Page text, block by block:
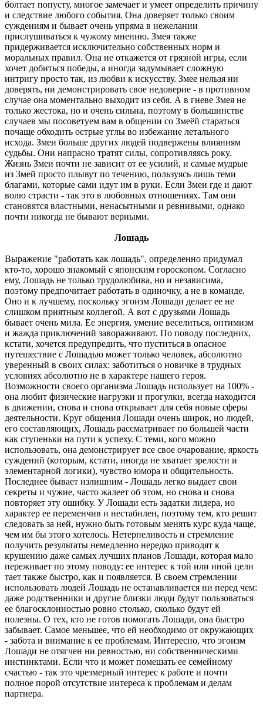
болтает попусту, многое замечает и умеет определить причину
и следствие любого события. Она доверяет только своим
суждениям и бывает очень упряма в нежелании
прислушиваться к чужому мнению. Змея также
придерживается исключительно собственных норм и
моральных правил. Она не откажется от грязной игры, если
хочет добиться победы, а иногда задумывает сложную
интригу просто так, из любви к искусству. Змее нельзя ни
доверять, ни демонстрировать свое недоверие - в противном
случае она моментально выходит из себя. А в гневе Змея не
только жестока, но и очень сильна, поэтому в большинстве
случаев мы посоветуем вам в общении со Змеёй стараться
почаще обходить острые углы во избежание летального
исхода. Змеи больше других людей подвержены влияниям
судьбы. Они напрасно тратят силы, сопротивляясь року.
Жизнь Змеи почти не зависит от ее усилий, и самые мудрые
из Змей просто плывут по течению, пользуясь лишь теми
благами, которые сами идут им в руки. Если Змеи где и дают
волю страсти - так это в любовных отношениях. Там они
становятся властными, ненасытными и ревнивыми, однако
почти никогда не бывают верными.
Лошадь
Выражение "работать как лошадь", определенно придумал
кто-то, хорошо знакомый с японским гороскопом. Согласно
ему, Лошадь не только трудолюбива, но и независима,
поэтому предпочитает работать в одиночку, а не в команде.
Оно и к лучшему, поскольку эгоизм Лошади делает ее не
слишком приятным коллегой. А вот с друзьями Лошадь
бывает очень мила. Ее энергия, умение веселиться, оптимизм
и жажда приключений завораживают. По поводу последних,
кстати, хочется предупредить, что пуститься в опасное
путешествие с Лошадью может только человек, абсолютно
уверенный в своих силах: заботиться о новичке в трудных
условиях абсолютно не в характере нашего героя.
Возможности своего организма Лошадь использует на 100% -
она любит физические нагрузки и прогулки, всегда находится
в движении, снова и снова открывает для себя новые сферы
деятельности. Круг общения Лошади очень широк, но людей,
его составляющих, Лошадь рассматривает по большей части
как ступеньки на пути к успеху. С теми, кого можно
использовать, она демонстрирует все свое очарование, яркость
суждений (которым, кстати, иногда не хватает зрелости и
элементарной логики), чувство юмора и общительность.
Последнее бывает излишним - Лошадь легко выдает свои
секреты и чужие, часто жалеет об этом, но снова и снова
повторяет эту ошибку. У Лошади есть задатки лидера, но
характер ее переменчив и нестабилен, поэтому тем, кто решит
следовать за ней, нужно быть готовым менять курс куда чаще,
чем им бы этого хотелось. Нетерпеливость и стремление
получить результаты немедленно нередко приводят к
крушению даже самых лучших планов Лошади, которая мало
переживает по этому поводу: ее интерес к той или иной цели
тает также быстро, как и появляется. В своем стремлении
использовать людей Лошадь не останавливается ни перед чем:
даже родственники и другие близки люди будут пользоваться
ее благосклонностью ровно столько, сколько будут ей
полезны. О тех, кто не готов помогать Лошади, она быстро
забывает. Самое меньшее, что ей необходимо от окружающих
- забота и внимание к ее проблемам. Интересно, что эгоизм
Лошади не отягчен ни ревностью, ни собственническими
инстинктами. Если что и может помешать ее семейному
счастью - так это чрезмерный интерес к работе и почти
полное порой отсутствие интереса к проблемам и делам
партнера.